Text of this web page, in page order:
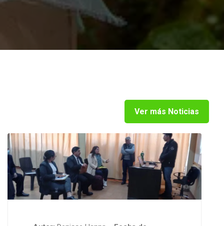
Ver más Noticias